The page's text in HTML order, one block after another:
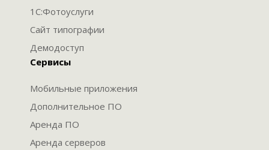
1С:Фотоуслуги
Сайт типографии
Демодоступ
Сервисы
Мобильные приложения
Дополнительное ПО
Аренда ПО
Аренда серверов